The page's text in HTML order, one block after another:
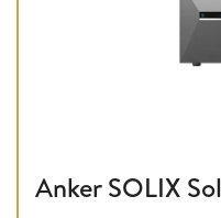
Anker SOLIX